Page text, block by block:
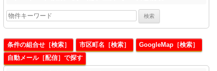
条件の組合せ［検索］ 市区町名［検索］
GoogleMap［検索］
自動メール［配信］で探す